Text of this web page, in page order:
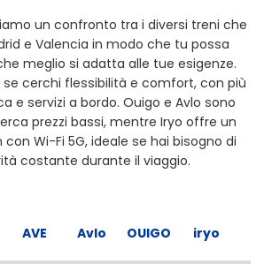
un confronto tra i diversi treni che
e Valencia in modo che tu possa
meglio si adatta alle tue esigenze.
se cerchi flessibilità e comfort, con più
e servizi a bordo. Ouigo e Avlo sono
prezzi bassi, mentre Iryo offre un
Wi-Fi 5G, ideale se hai bisogno di
costante durante il viaggio.
AVE Avlo OUIGO iryo